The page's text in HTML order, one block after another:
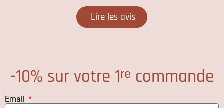
Lire les avis
-10% sur votre 1ʳᵉ commande
Email